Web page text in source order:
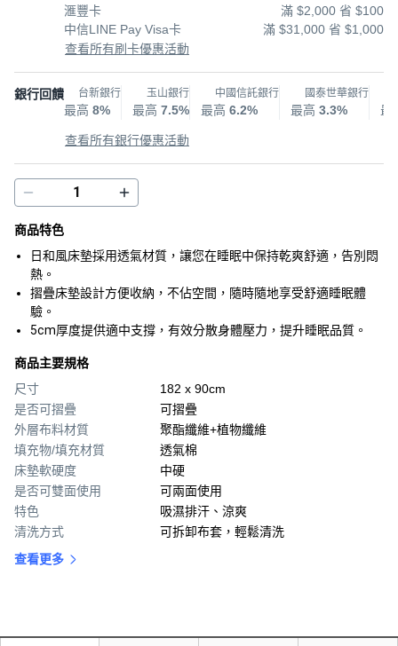
滙豐卡
滿 $2,000 省 $100
中信LINE Pay Visa卡
滿 $31,000 省 $1,000
查看所有刷卡優惠活動
銀行回饋 台新銀行
最高 8%
玉山銀行
最高 7.5%
中國信託銀行
最高 6.2%
國泰世華銀行
最高 3.3% 最
查看所有銀行優惠活動
商品特色
日和風床墊採用透氣材質，讓您在睡眠中保持乾爽舒適，告別悶
熱。
摺疊床墊設計方便收納，不佔空間，隨時隨地享受舒適睡眠體
驗。
5cm厚度提供適中支撐，有效分散身體壓力，提升睡眠品質。
商品主要規格
尺寸
182 x 90cm
是否可摺疊
可摺疊
外層布料材質
聚酯纖維+植物纖維
填充物/填充材質
透氣棉
床墊軟硬度
中硬
是否可雙面使用
可兩面使用
特色
吸濕排汗、涼爽
清洗方式
可拆卸布套，輕鬆清洗
查看更多